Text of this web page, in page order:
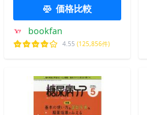
価格比較
bookfan
4.55 (125,856件)